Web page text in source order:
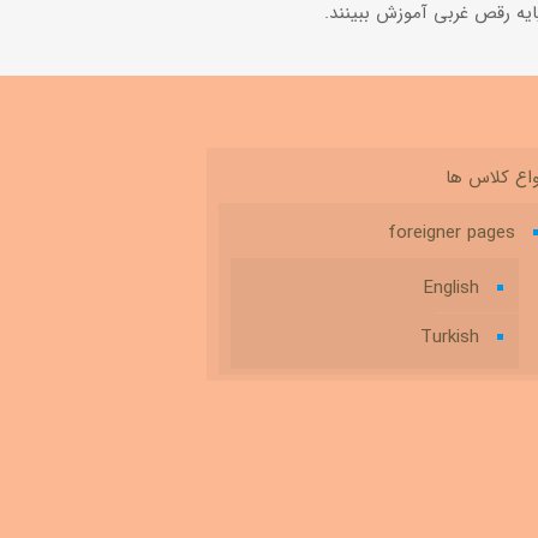
رقص غربى آموزش ببینند.
کلاس ها
foreigner pages
English
Turkish